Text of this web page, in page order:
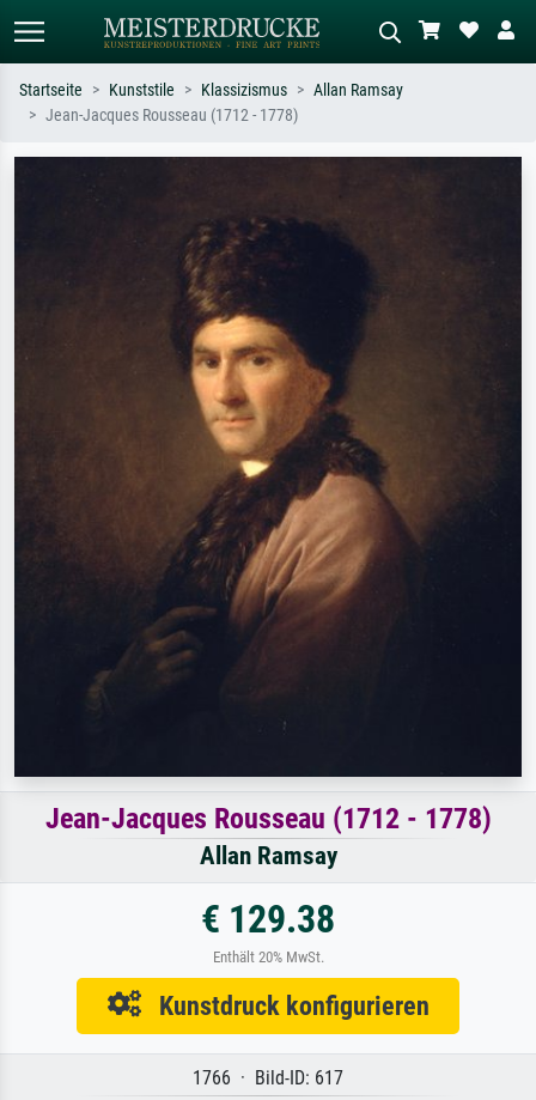
Sternennacht, Impressionismus, Welle
Ölgemälde, Stehender Akt neben einem
Startseite Kunststile Klassizismus
Allan Ramsay
Jean-Jacques Rousseau (1712 - 1778)
Jean-Jacques Rousseau (1712 - 1778)
Allan Ramsay
€ 129.38
Enthält 20% MwSt.
Kunstdruck konfigurieren
1766 · Bild-ID: 617